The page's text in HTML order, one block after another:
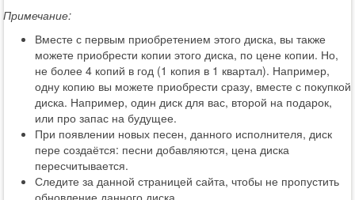
Примечание:
Вместе с первым приобретением этого диска, вы также
можете приобрести копии этого диска, по цене копии. Но,
не более 4 копий в год (1 копия в 1 квартал). Например,
одну копию вы можете приобрести сразу, вместе с покупкой
диска. Например, один диск для вас, второй на подарок,
или про запас на будущее.
При появлении новых песен, данного исполнителя, диск
пере создаётся: песни добавляются, цена диска
пересчитывается.
Следите за данной страницей сайта, чтобы не пропустить
обновление данного диска.